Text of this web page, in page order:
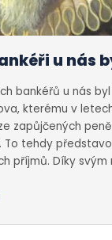
u nás
bankéřů u nás
kterému v
zapůjčených
To tehdy
příjmů. Díky svým